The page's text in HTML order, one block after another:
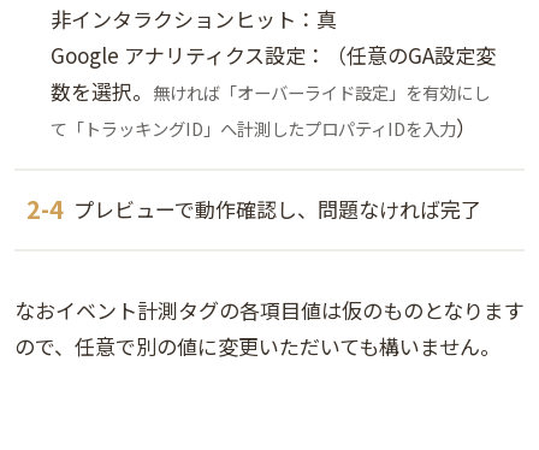
非インタラクションヒット：真
Google アナリティクス設定：（任意のGA設定変
数を選択。 無ければ「オーバーライド設定」を有効にし
て「トラッキングID」へ計測したプロパティIDを入力）
プレビューで動作確認し、問題なければ完了
なおイベント計測タグの各項目値は仮のものとなります
ので、任意で別の値に変更いただいても構いません。